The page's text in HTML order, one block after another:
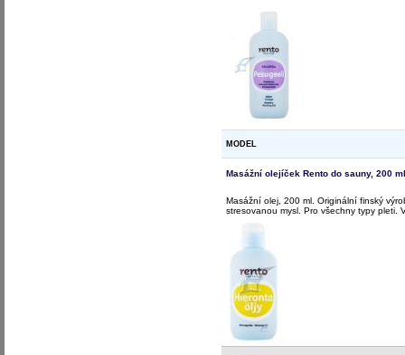
MODEL
Masážní olejíček Rento do sauny, 200 ml
Masážní olej, 200 ml. Originální finský
stresovanou mysl. Pro všechny typy pleti.